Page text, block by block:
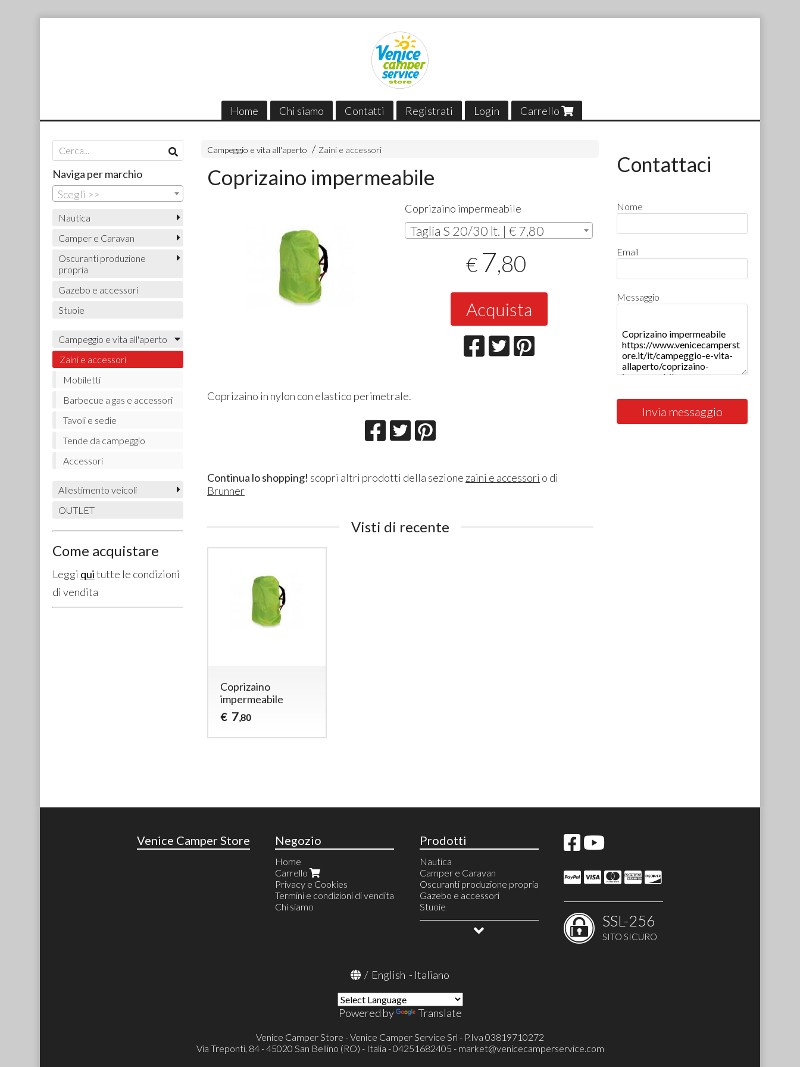
Home Chi siamo Contatti Registrati Login Carrello
Campeggio e vita all'aperto Zaini e accessori
Coprizaino impermeabile
Coprizaino impermeabile
Taglia S 20/30 lt. | € 7,80
€ 7,80
Acquista
Coprizaino in nylon con elastico perimetrale.
Continua lo shopping! scopri altri prodotti della sezione zaini e accessori o di
Brunner
Visti di recente
Coprizaino
impermeabile
€ 7,80
Naviga per marchio
Scegli >>
Nautica
Camper e Caravan
Oscuranti produzione
propria
Gazebo e accessori
Stuoie
Campeggio e vita all'aperto
Zaini e accessori
Mobiletti
Barbecue a gas e accessori
Tavoli e sedie
Tende da campeggio
Accessori
Allestimento veicoli
OUTLET
Come acquistare
Leggi quitutte le condizioni
di vendita
Contattaci
Nome
Email
Messaggio
Invia messaggio
Venice Camper Store Negozio
Home
Carrello
Privacy e Cookies
Termini e condizioni di vendita
Chi siamo
Prodotti
Nautica
Camper e Caravan
Oscuranti produzione propria
Gazebo e accessori
Stuoie
Campeggio e vita all'aperto
Zaini e accessori
Tende da campeggio
Allestimento veicoli
SSL-256
SITO SICURO
/ English - Italiano
Powered by Translate
Venice Camper Store - Venice Camper Service Srl - P.Iva 03819710272
Via Treponti, 84 - 45020 San Bellino (RO) - Italia - 04251682405 - market@venicecamperservice.com